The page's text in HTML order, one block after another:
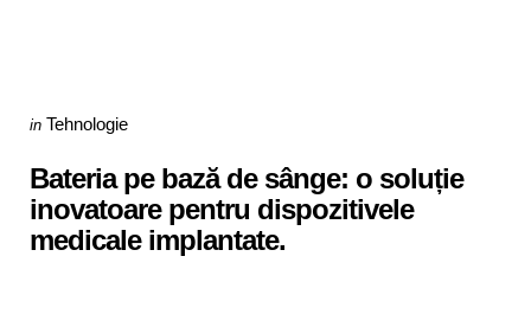
Categories
Posted
in Tehnologie
Bateria pe bază de sânge: o soluție
inovatoare pentru dispozitivele
medicale implantate.